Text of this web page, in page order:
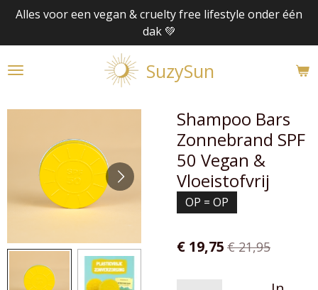
Ga
naar
de
SuzySun
Alles voor een vegan & cruelty free lifestyle onder één
dak 💚
Shampoo Bars
Zonnebrand SPF
50 Vegan &
Vloeistofvrij
OP = OP
€ 19,75 € 21,95